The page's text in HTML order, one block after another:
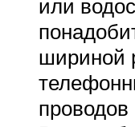
или
шириной